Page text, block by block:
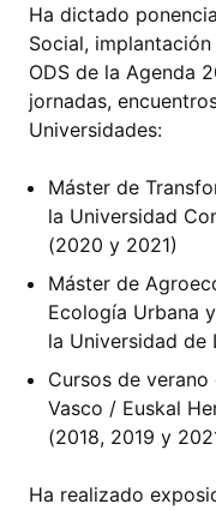
Ha dictado
Social,
ODS de la Agenda
jornadas,
Universidades:
Máster de
la Universidad
(2020 y 2021)
Máster de
Ecología Urbana
la Universidad de
Cursos de
Vasco / Euskal
(2018, 2019 y
Ha realizado